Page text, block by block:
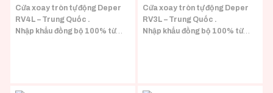
Cửa xoay tròn tự động Deper
RV4L – Trung Quốc .
Nhập khẩu đồng bộ 100% từ
Cửa xoay tròn tự động Deper
RV3L – Trung Quốc .
Nhập khẩu đồng bộ 100% từ